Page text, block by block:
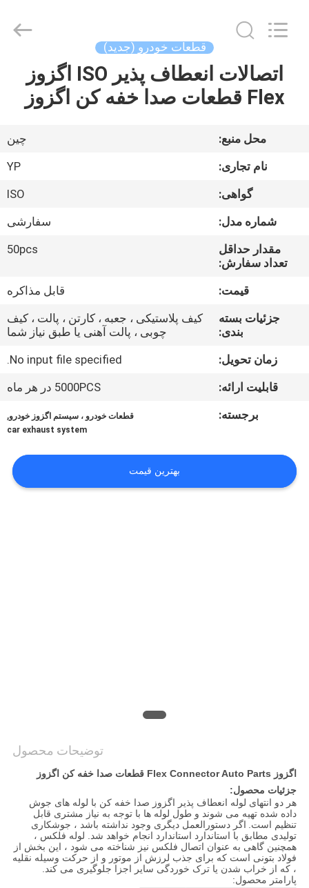
خانه
درباره
بازدید
کنترل
بگیرید
TRADE
CO.,LTD.
Reserved.
قطعات خودرو (جدید)
اتصالات انعطاف پذیر ISO اگزوز
Flex قطعات صدا خفه کن اگزوز
محل منبع:
چين
نام تجاری:
YP
گواهی:
ISO
شماره مدل:
سفارشی
مقدار حداقل
تعداد سفارش:
50pcs
قیمت:
قابل مذاکره
جزئیات بسته
بندی:
کیف پلاستیکی ، جعبه ، کارتن ، پالت ، کیف
چوبی ، پالت آهنی یا طبق نیاز شما
زمان تحویل:
No input file specified.
قابلیت ارائه:
5000PCS در هر ماه
برجسته:
قطعات خودرو ، سیستم اگزوز خودرو,
car exhaust system
بهترین قیمت
توضیحات محصول
اگزوز Flex Connector Auto Parts قطعات صدا خفه کن اگزوز
جزئیات محصول:
هر دو انتهای لوله انعطاف پذیر اگزوز صدا خفه کن با لوله های جوش
داده شده تهیه می شوند و طول لوله ها با توجه به نیاز مشتری قابل
تنظیم است. اگر دستورالعمل دیگری وجود نداشته باشد ، جوشکاری
تولیدی مطابق با استاندارد استاندارد انجام خواهد شد. لوله فلکس ،
همچنین گاهی به عنوان اتصال فلکس نیز شناخته می شود ، این بخش از
فولاد بتونی است که برای جذب لرزش از موتور و از حرکت وسیله نقلیه
، که از خراب شدن یا ترک خوردگی سایر اجزا جلوگیری می کند.
پارامتر محصول: